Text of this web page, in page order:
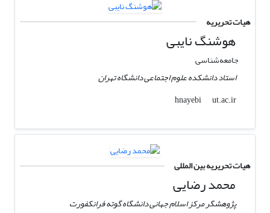
هیات تحریریه
هوشنگ نایبی
جامعه‌شناسی
استاد دانشکده علوم اجتماعی دانشگاه تهران
hnayebi
ut.ac.ir
هیات تحریریه بین المللی
محمد رضایی
پژوهشگر مرکز اسلام جهانی دانشگاه گوته فرانکفورت